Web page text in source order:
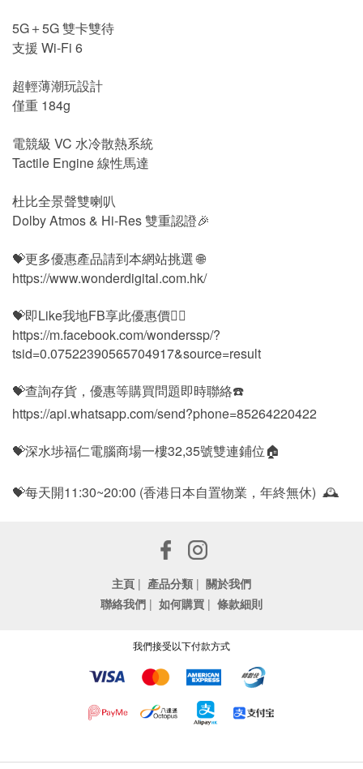
5G＋5G 雙卡雙待
支援 Wi-Fi 6
超輕薄潮玩設計
僅重 184g
電競級 VC 水冷散熱系統
Tactile Engine 線性馬達
杜比全景聲雙喇叭
Dolby Atmos & Hi-Res 雙重認證🎉
💝更多優惠產品請到本網站挑選 🌐
https://www.wonderdigital.com.hk/
💝即Like我地FB享此優惠價👍🏻
https://m.facebook.com/wonderssp/?
tsid=0.07522390565704917&source=result
💝查詢存貨，優惠等購買問題即時聯絡☎️
https://api.whatsapp.com/send?phone=85264220422
💝深水埗福仁電腦商場一樓32,35號雙連鋪位🏠
💝每天開11:30~20:00 (香港日本自置物業，年終無休) 🕰
主頁 | 產品分類 | 關於我們
聯絡我們 | 如何購買 | 條款細則
我們接受以下付款方式